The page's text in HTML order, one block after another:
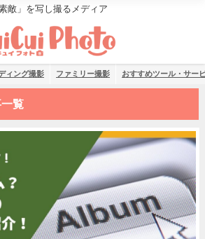
素敵」を写し撮るメディア
ィング撮影 ファミリー撮影 おすすめツール・サー
覧